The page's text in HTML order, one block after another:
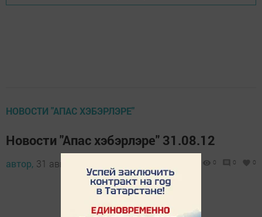
НОВОСТИ "АПАС ХЭБЭРЛЭРЕ"
Новости "Апас хэбэрлэре" 31.08.12
автор, 31 августа 2012 - 17:55 0 0 0